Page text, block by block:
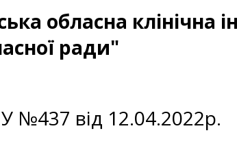
обласна клінічна
ради"
№437 від 12.04.2022р.